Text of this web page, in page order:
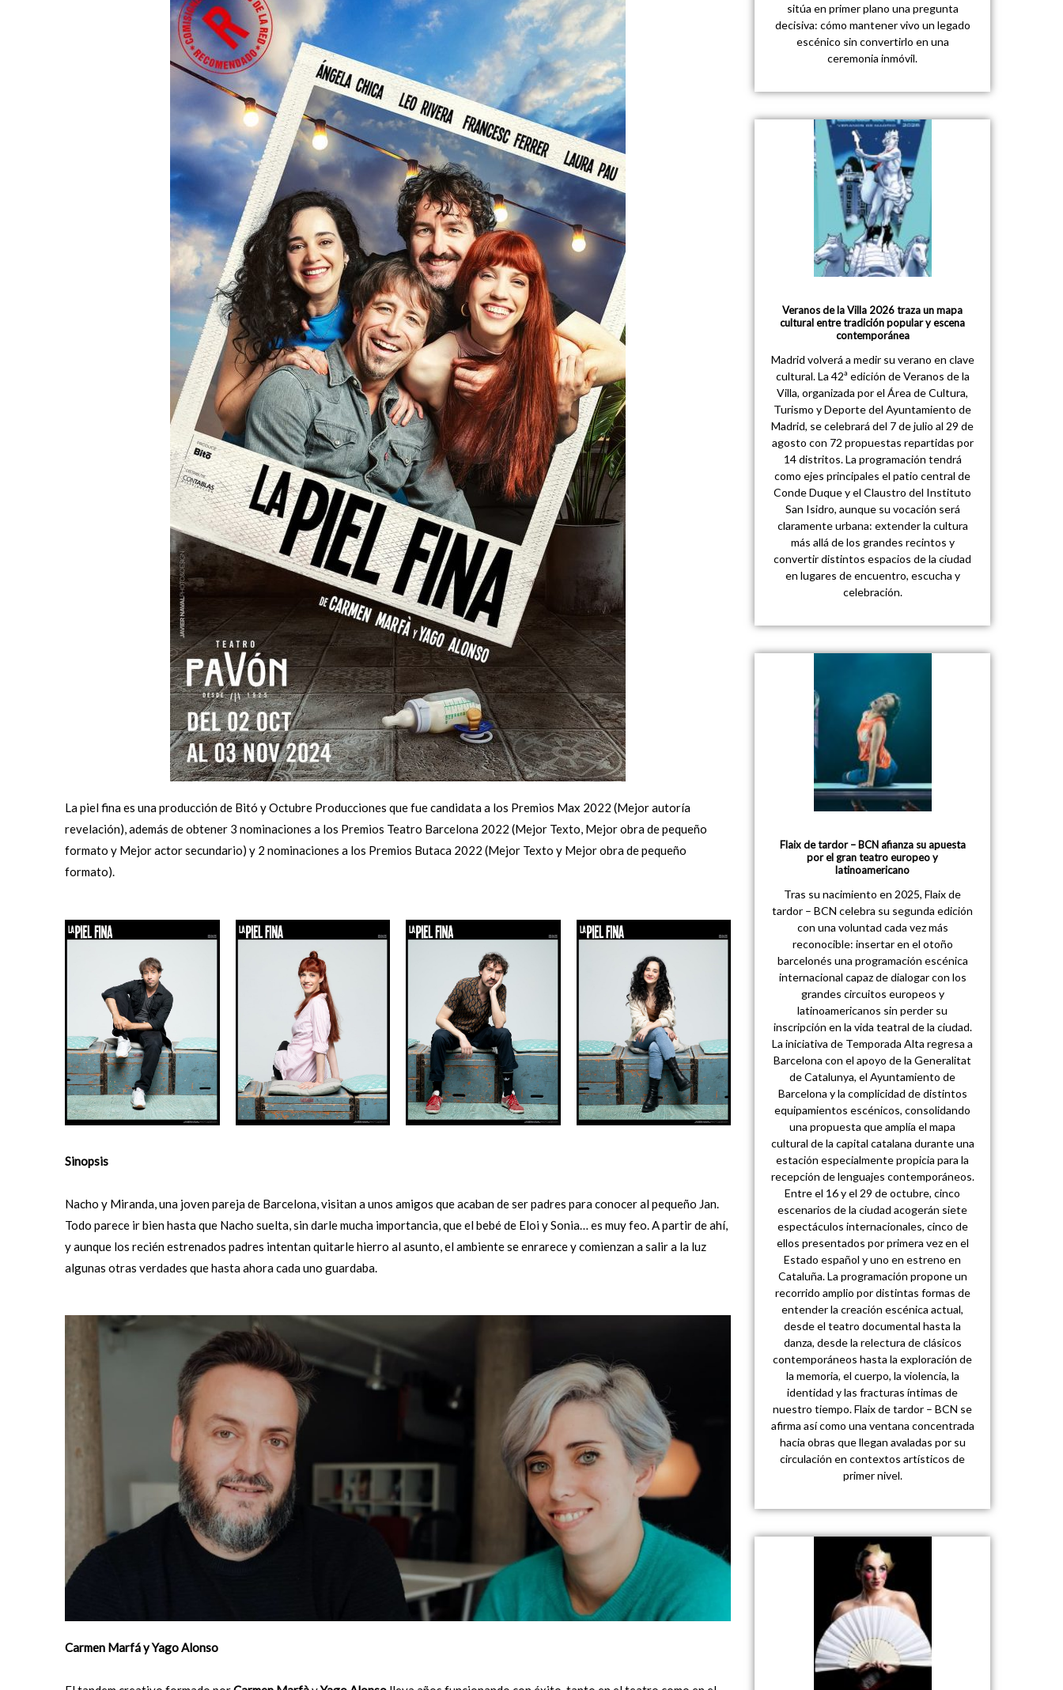
La piel fina es una producción de Bitó y Octubre Producciones que fue candidata a los Premios Max 2022 (Mejor autoría
revelación), además de obtener 3 nominaciones a los Premios Teatro Barcelona 2022 (Mejor Texto, Mejor obra de pequeño
formato y Mejor actor secundario) y 2 nominaciones a los Premios Butaca 2022 (Mejor Texto y Mejor obra de pequeño
formato).
Sinopsis
Nacho y Miranda, una joven pareja de Barcelona, visitan a unos amigos que acaban de ser padres para conocer al pequeño Jan.
Todo parece ir bien hasta que Nacho suelta, sin darle mucha importancia, que el bebé de Eloi y Sonia… es muy feo. A partir de ahí,
y aunque los recién estrenados padres intentan quitarle hierro al asunto, el ambiente se enrarece y comienzan a salir a la luz
algunas otras verdades que hasta ahora cada uno guardaba.
Carmen Marfá y Yago Alonso
sitúa en primer plano una pregunta
decisiva: cómo mantener vivo un legado
escénico sin convertirlo en una
ceremonia inmóvil.
Veranos de la Villa 2026 traza un mapa
cultural entre tradición popular y escena
contemporánea
Madrid volverá a medir su verano en clave
cultural. La 42ª edición de Veranos de la
Villa, organizada por el Área de Cultura,
Turismo y Deporte del Ayuntamiento de
Madrid, se celebrará del 7 de julio al 29 de
agosto con 72 propuestas repartidas por
14 distritos. La programación tendrá
como ejes principales el patio central de
Conde Duque y el Claustro del Instituto
San Isidro, aunque su vocación será
claramente urbana: extender la cultura
más allá de los grandes recintos y
convertir distintos espacios de la ciudad
en lugares de encuentro, escucha y
celebración.
Flaix de tardor – BCN afianza su apuesta
por el gran teatro europeo y
latinoamericano
Tras su nacimiento en 2025, Flaix de
tardor – BCN celebra su segunda edición
con una voluntad cada vez más
reconocible: insertar en el otoño
barcelonés una programación escénica
internacional capaz de dialogar con los
grandes circuitos europeos y
latinoamericanos sin perder su
inscripción en la vida teatral de la ciudad.
La iniciativa de Temporada Alta regresa a
Barcelona con el apoyo de la Generalitat
de Catalunya, el Ayuntamiento de
Barcelona y la complicidad de distintos
equipamientos escénicos, consolidando
una propuesta que amplía el mapa
cultural de la capital catalana durante una
estación especialmente propicia para la
recepción de lenguajes contemporáneos.
Entre el 16 y el 29 de octubre, cinco
escenarios de la ciudad acogerán siete
espectáculos internacionales, cinco de
ellos presentados por primera vez en el
Estado español y uno en estreno en
Cataluña. La programación propone un
recorrido amplio por distintas formas de
entender la creación escénica actual,
desde el teatro documental hasta la
danza, desde la relectura de clásicos
contemporáneos hasta la exploración de
la memoria, el cuerpo, la violencia, la
identidad y las fracturas íntimas de
nuestro tiempo. Flaix de tardor – BCN se
afirma así como una ventana concentrada
hacia obras que llegan avaladas por su
circulación en contextos artísticos de
primer nivel.